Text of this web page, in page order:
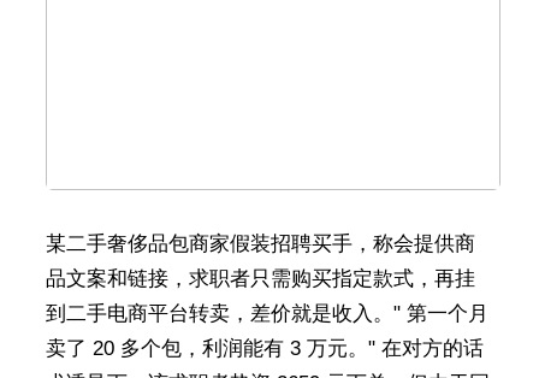
某二手奢侈品包商家假装招聘买手，称会提供商
品文案和链接，求职者只需购买指定款式，再挂
到二手电商平台转卖，差价就是收入。" 第一个月
卖了 20 多个包，利润能有 3 万元。" 在对方的话